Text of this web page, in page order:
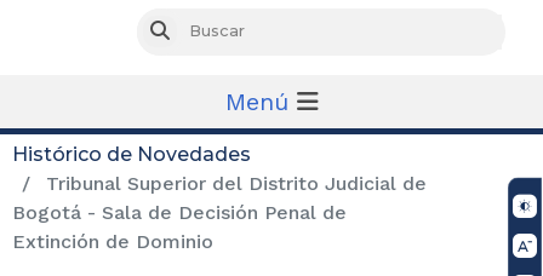
Buscar
Menú
Histórico de Novedades
Tribunal Superior del Distrito Judicial de
Bogotá - Sala de Decisión Penal de
Extinción de Dominio